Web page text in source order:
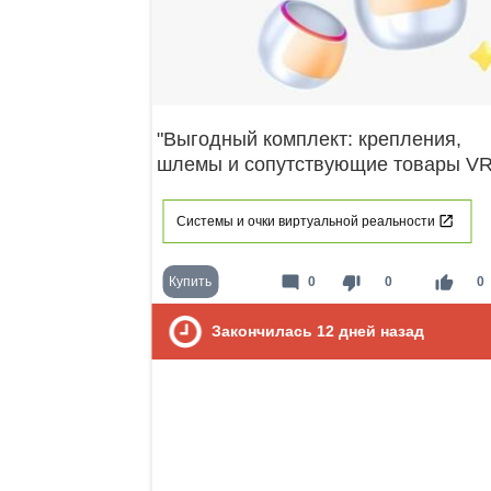
"Выгодный комплект: крепления,
шлемы и сопутствующие товары
Системы и очки виртуальной реальности
Купить thumb_down 0 thumb_up 0
mode_comment 0
Закончилась 12 дней назад